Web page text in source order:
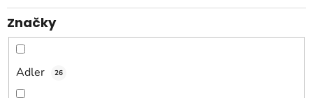
k
t
o
Značky
Adler 26